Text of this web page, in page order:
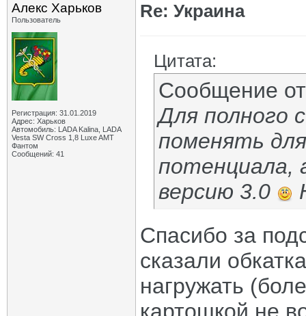
Алекс Харьков
Пользователь
Регистрация: 31.01.2019
Адрес: Харьков
Автомобиль: LADA Kalina, LADA
Vesta SW Cross 1,8 Luxe AMT
Фантом
Сообщений: 41
Re: Украина
Цитата:
Сообщение
Для полного
поменять
версию 3.0
Спасибо за
сказали
нагружать